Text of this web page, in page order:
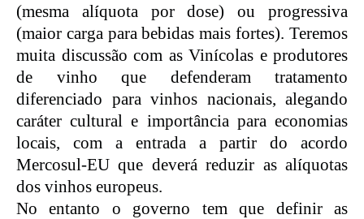
(mesma alíquota por dose) ou progressiva
(maior carga para bebidas mais fortes). Teremos
muita discussão com as Vinícolas e produtores
de vinho que defenderam tratamento
diferenciado para vinhos nacionais, alegando
caráter cultural e importância para economias
locais, com a entrada a partir do acordo
Mercosul-EU que deverá reduzir as alíquotas
dos vinhos europeus.
No entanto o governo tem que definir as